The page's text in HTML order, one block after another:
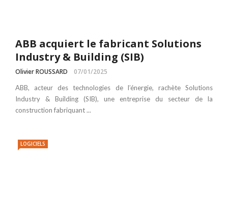
ABB acquiert le fabricant Solutions
Industry & Building (SIB)
Olivier ROUSSARD 07/01/2025
ABB, acteur des technologies de l’énergie, rachète Solutions
Industry & Building (SIB), une entreprise du secteur de la
construction fabriquant ...
LOGICIELS